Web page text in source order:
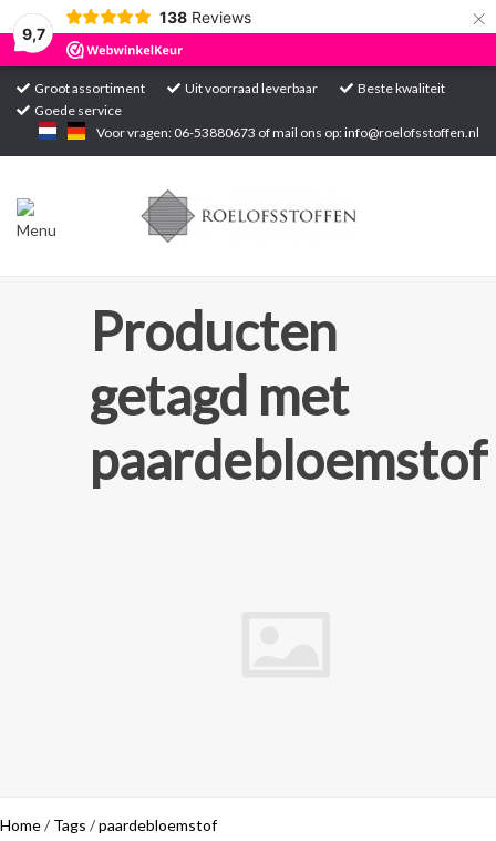
9,7
138 Reviews ×
Groot assortiment Uit voorraad leverbaar
Beste kwaliteit
Goede service
Voor vragen: 06-53880673 of mail ons op:info@roelofsstoffen.nl
Home
Producten
getagd met
paardebloemstof
Home/ Tags /paardebloemstof